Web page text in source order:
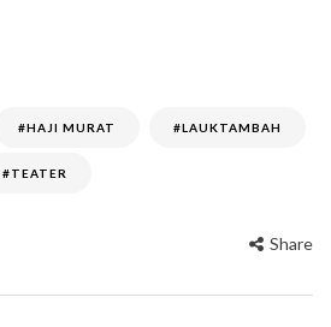
#HAJI MURAT #LAUKTAMBAH
#TEATER
Share